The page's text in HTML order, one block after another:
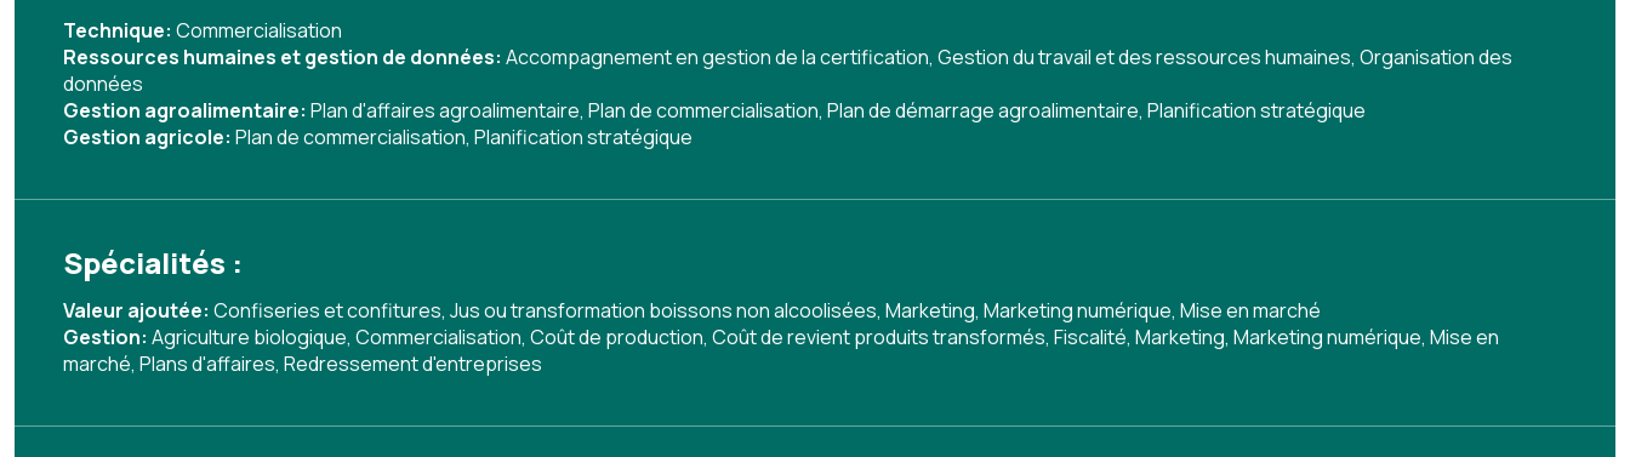
Technique: Commercialisation
Ressources humaines et gestion de données: Accompagnement en gestion de la certification, Gestion du travail et des ressources humaines, Organisation des
données
Gestion agroalimentaire: Plan d'affaires agroalimentaire, Plan de commercialisation, Plan de démarrage agroalimentaire, Planification stratégique
Gestion agricole: Plan de commercialisation, Planification stratégique
Spécialités :
Valeur ajoutée: Confiseries et confitures, Jus ou transformation boissons non alcoolisées, Marketing, Marketing numérique, Mise en marché
Gestion: Agriculture biologique, Commercialisation, Coût de production, Coût de revient produits transformés, Fiscalité, Marketing, Marketing numérique, Mise en
marché, Plans d'affaires, Redressement d'entreprises